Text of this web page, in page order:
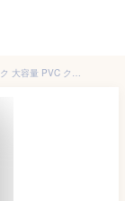
プールバッグ ビーチバッグ トートバッグ プールバック 大容量 PVC クリア 透明 水着用品 プールグッズ 海 プール 水泳 スイミング 砂場 スクール 水泳教室 旅行 夏 バック アウトドア 送料無料 防水バッグ 女性 男性 ママ パパ ファミリー